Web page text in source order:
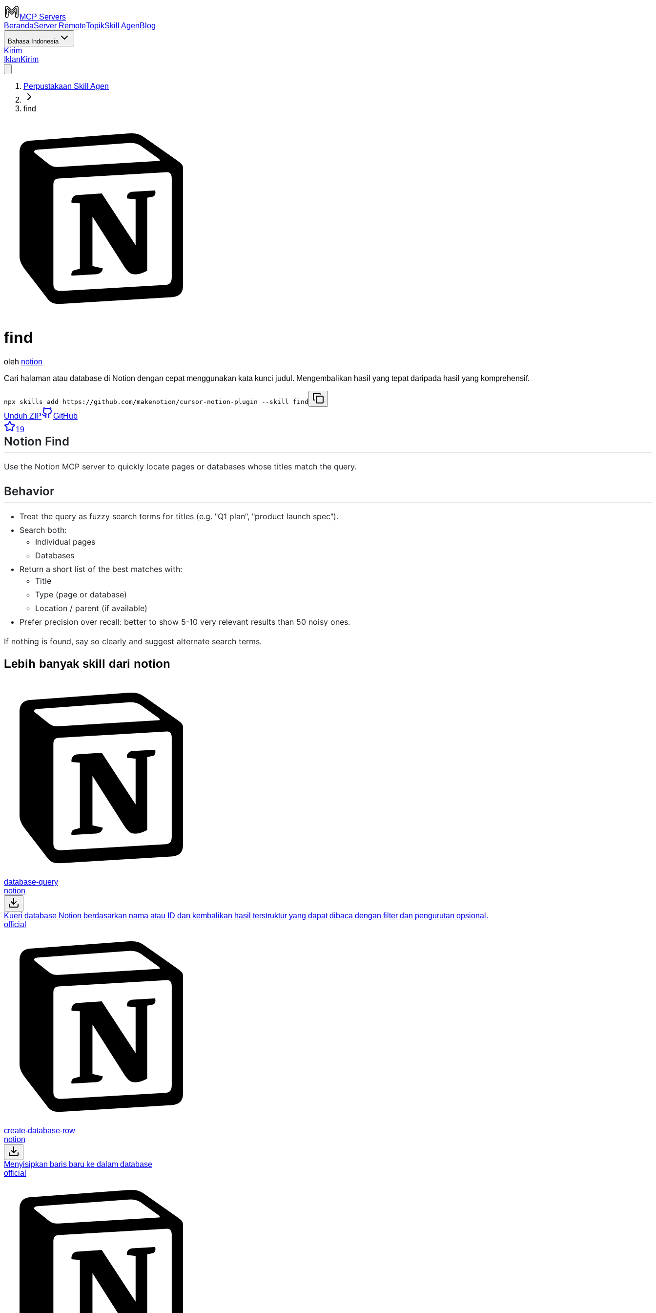
MCP Servers
BerandaServer RemoteTopikSkill AgenBlog
Bahasa Indonesia
Kirim
IklanKirim
Perpustakaan Skill Agen
find
find
oleh notion
Cari halaman atau database di Notion dengan cepat menggunakan kata kunci judul. Mengembalikan hasil yang tepat daripada hasil yang komprehensif.
npx skills add https://github.com/makenotion/cursor-notion-plugin --skill find
Unduh ZIP
GitHub
19
Notion Find
Use the Notion MCP server to quickly locate pages or databases whose titles match the query.
Behavior
Treat the query as fuzzy search terms for titles (e.g. "Q1 plan", "product launch spec").
Search both:
Individual pages
Databases
Return a short list of the best matches with:
Title
Type (page or database)
Location / parent (if available)
Prefer precision over recall: better to show 5-10 very relevant results than 50 noisy ones.
If nothing is found, say so clearly and suggest alternate search terms.
Lebih banyak skill dari notion
database-query
notion
Kueri database Notion berdasarkan nama atau ID dan kembalikan hasil terstruktur yang dapat dibaca dengan filter dan pengurutan opsional.
official
create-database-row
notion
Menyisipkan baris baru ke dalam database
official